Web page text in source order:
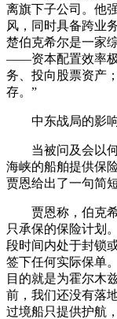
离旗下子公司。他
风，同时具备跨业
楚伯克希尔是一家
——资本配置效率极
务、投向股票资产
存。”
中东战局的影
当被问及会以何
海峡的船舶提供保
贾恩给出了一句简
贾恩称，伯克希
只承保的保险计划
段时间内处于封锁
签下任何实际保单
目的就是为霍尔木
前，我们还没有落
过境船只提供护航